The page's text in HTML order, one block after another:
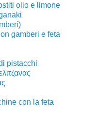
olio e limone
gamberi e feta
pistacchi
con la feta